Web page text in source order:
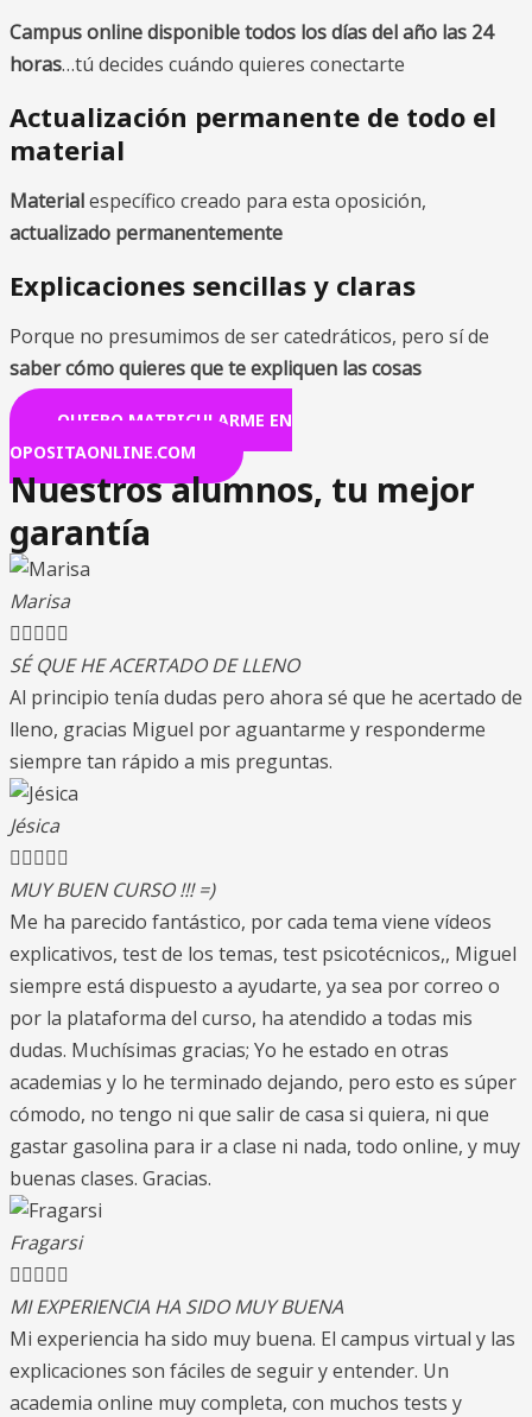
Campus online disponible todos los días del año las 24
horas…tú decides cuándo quieres conectarte
Actualización permanente de todo el
material
Materialespecífico creado para esta oposición,
actualizado permanentemente
Explicaciones sencillas y claras
Porque no presumimos de ser catedráticos, pero sí de
saber cómo quieres que te expliquen las cosas
QUIERO MATRICULARME EN
OPOSITAONLINE.COM
Nuestros alumnos, tu mejor
garantía
Marisa

SÉ QUE HE ACERTADO DE LLENO
Al principio tenía dudas pero ahora sé que he acertado de
lleno, gracias Miguel por aguantarme y responderme
siempre tan rápido a mis preguntas.
Jésica

MUY BUEN CURSO !!! =)
Me ha parecido fantástico, por cada tema viene vídeos
explicativos, test de los temas, test psicotécnicos,, Miguel
siempre está dispuesto a ayudarte, ya sea por correo o
por la plataforma del curso, ha atendido a todas mis
dudas. Muchísimas gracias; Yo he estado en otras
academias y lo he terminado dejando, pero esto es súper
cómodo, no tengo ni que salir de casa si quiera, ni que
gastar gasolina para ir a clase ni nada, todo online, y muy
buenas clases. Gracias.
Fragarsi

MI EXPERIENCIA HA SIDO MUY BUENA
Mi experiencia ha sido muy buena. El campus virtual y las
explicaciones son fáciles de seguir y entender. Un
academia online muy completa, con muchos tests y